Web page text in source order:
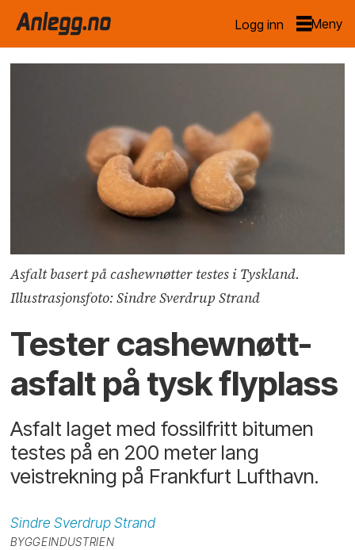
Logg inn
Asfalt basert på cashewnøtter testes i Tyskland.
Illustrasjonsfoto: Sindre Sverdrup Strand
Tester cashewnøtt-
asfalt på tysk flyplass
Asfalt laget med fossilfritt bitumen
testes på en 200 meter lang
veistrekning på Frankfurt Lufthavn.
Sindre Sverdrup Strand
BYGGEINDUSTRIEN